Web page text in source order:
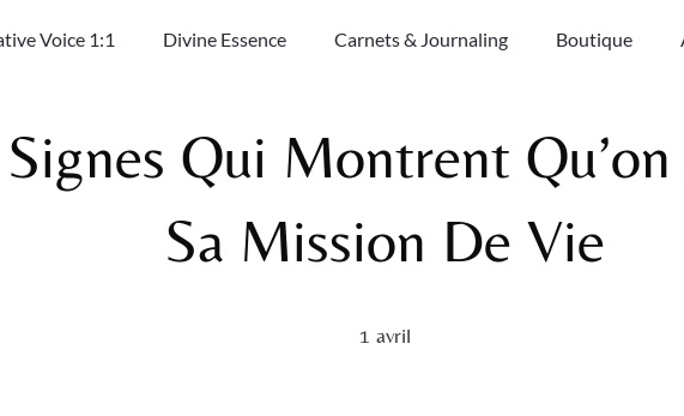
Voice 1:1 Divine Essence Carnets & Journaling Boutique
Qui Montrent
Sa Mission De Vie
1 avril